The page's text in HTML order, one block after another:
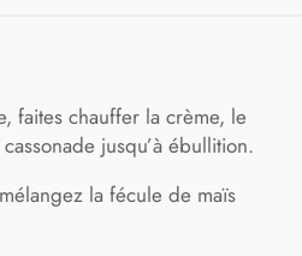
faites chauffer la crème, le
jusqu’à ébullition.
la fécule de maïs